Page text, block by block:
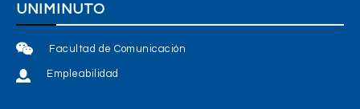
UNIMINUTO
Facultad de Comunicación
Empleabilidad